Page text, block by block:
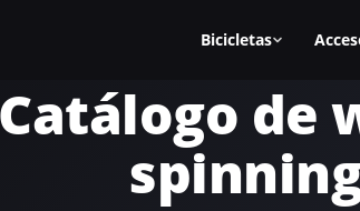
Bicicletas
Todas las bicicletas
Bicicleta profesional
Bicicletas baratas
Todos los
Catálogo de